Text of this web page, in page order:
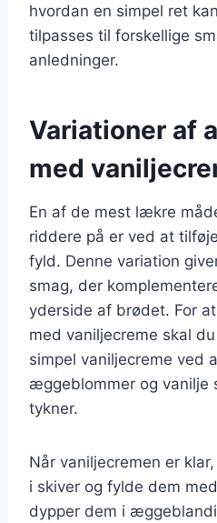
hvordan en simpel ret
tilpasses til forskellige
anledninger.
Variationer af
med
En af de mest lækre
riddere på er ved at
fyld. Denne variation
smag, der
yderside af brødet. For
med vaniljecreme skal
simpel vaniljecreme ved
æggeblommer og vanilje
tykner.
Når vaniljecremen er
i skiver og fylde dem
dypper dem i